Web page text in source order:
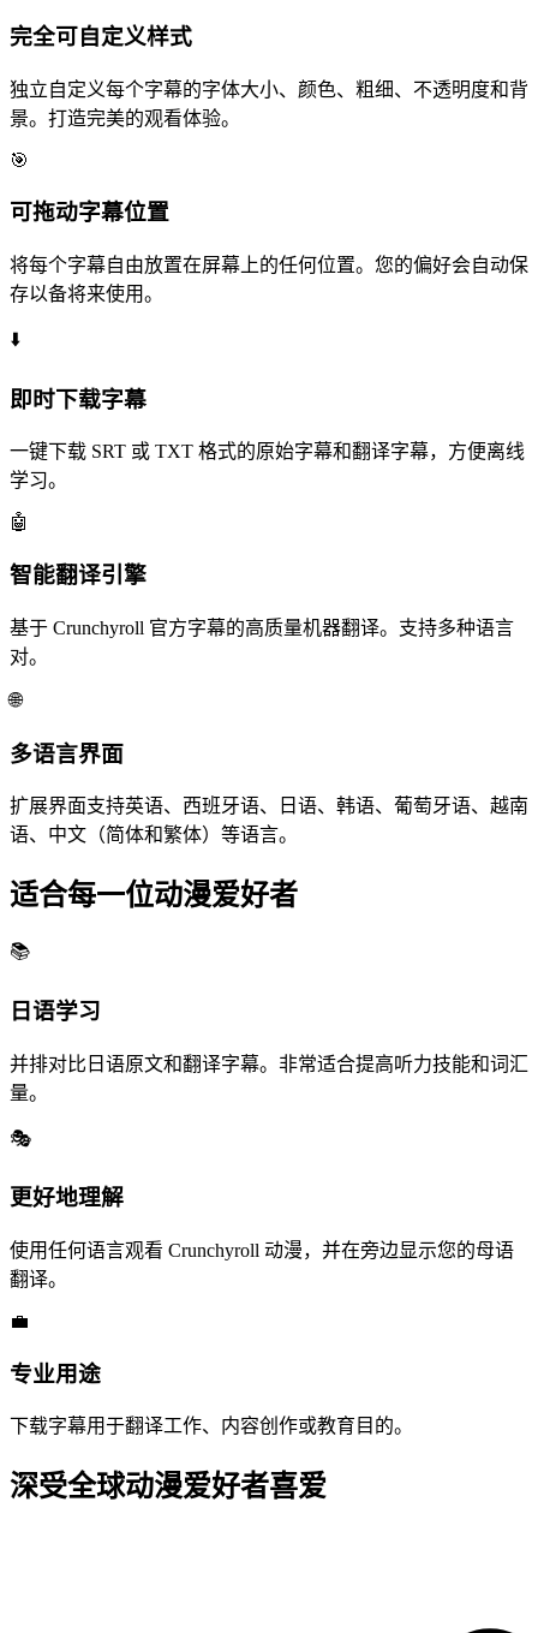
完全可自定义样式
独立自定义每个字幕的字体大小、颜色、粗细、不透明度和背
景。打造完美的观看体验。
🎯
可拖动字幕位置
将每个字幕自由放置在屏幕上的任何位置。您的偏好会自动保
存以备将来使用。
⬇️
即时下载字幕
一键下载 SRT 或 TXT 格式的原始字幕和翻译字幕，方便离线
学习。
🤖
智能翻译引擎
基于 Crunchyroll 官方字幕的高质量机器翻译。支持多种语言
对。
🌐
多语言界面
扩展界面支持英语、西班牙语、日语、韩语、葡萄牙语、越南
语、中文（简体和繁体）等语言。
适合每一位动漫爱好者
📚
日语学习
并排对比日语原文和翻译字幕。非常适合提高听力技能和词汇
量。
🎭
更好地理解
使用任何语言观看 Crunchyroll 动漫，并在旁边显示您的母语
翻译。
💼
专业用途
下载字幕用于翻译工作、内容创作或教育目的。
深受全球动漫爱好者喜爱